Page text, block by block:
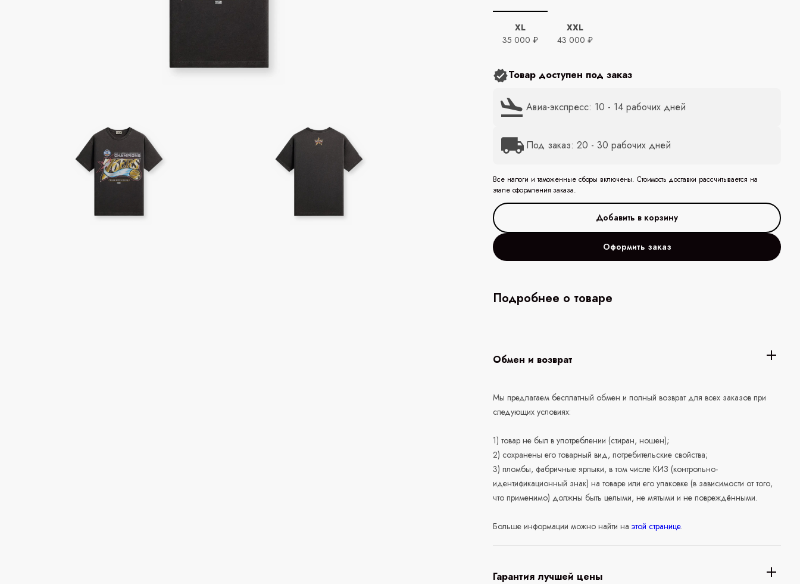
XL
35 000 ₽
XXL
43 000 ₽
Товар доступен под заказ
Авиа-экспресс: 10 - 14 рабочих дней
Под заказ: 20 - 30 рабочих дней
Все налоги и таможенные сборы включены. Стоимость доставки рассчитывается на
этапе оформления заказа.
Оформить заказ
Подробнее о товаре
Обмен и возврат
Мы предлагаем бесплатный обмен и полный возврат для всех заказов при
следующих условиях:
1) товар не был в употреблении (стиран, ношен);
2) сохранены его товарный вид, потребительские свойства;
3) пломбы, фабричные ярлыки, в том числе КИЗ (контрольно-
идентификационный знак) на товаре или его упаковке (в зависимости от того,
что применимо) должны быть целыми, не мятыми и не повреждёнными.
Больше информации можно найти наэтой странице.
Гарантия лучшей цены